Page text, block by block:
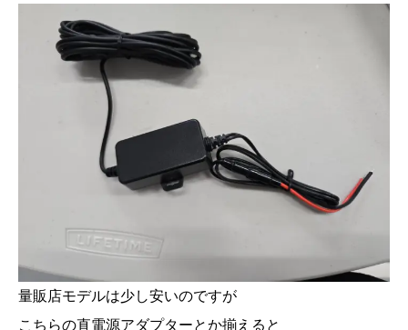
量販店モデルは少し安いのですが
こちらの直電源アダプターとか揃えると